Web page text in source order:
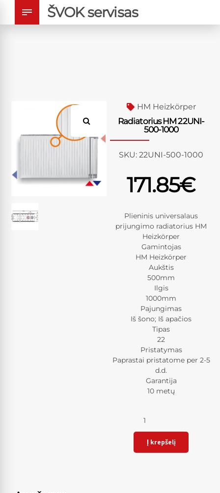
ŠVOK servisas
HM Heizkörper
Radiatorius HM 22UNI-
500-1000
SKU: 22UNI-500-1000
171.85€
Plieninis universalaus
prijungimo radiatorius HM
Heizkörper
Gamintojas
HM Heizkörper
Aukštis
500mm
Ilgis
1000mm
Pajungimas
Iš šono; Iš apačios
Tipas
22
Pristatymas
Paprastai pristatome per 2-5
d.d.
Garantija
10 metų
Į krepšelį